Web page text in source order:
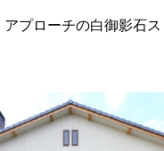
プローチの白御影石